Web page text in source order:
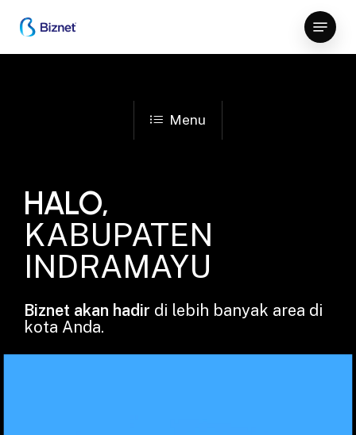
main
Menu
Menu
HALO,
KABUPATEN
INDRAMAYU
Biznet akan hadir di lebih banyak area di
kota Anda.